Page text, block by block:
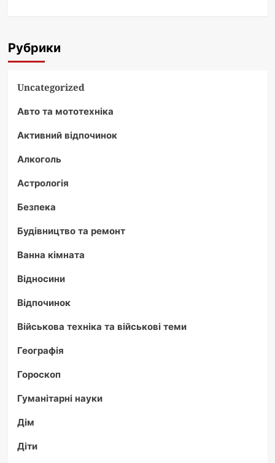
Рубрики
Uncategorized
Авто та мототехніка
Активний відпочинок
Алкоголь
Астрологія
Безпека
Будівництво та ремонт
Ванна кімната
Відносини
Відпочинок
Військова техніка та військові теми
Географія
Гороскоп
Гуманітарні науки
Дім
Діти